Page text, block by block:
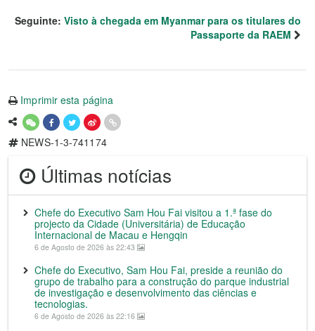
Seguinte: Visto à chegada em Myanmar para os titulares do
Passaporte da RAEM
Imprimir esta página
NEWS-1-3-741174
Últimas notícias
Chefe do Executivo Sam Hou Fai visitou a 1.ª fase do
projecto da Cidade (Universitária) de Educação
Internacional de Macau e Hengqin
6 de Agosto de 2026 às 22:43
Chefe do Executivo, Sam Hou Fai, preside a reunião do
grupo de trabalho para a construção do parque industrial
de investigação e desenvolvimento das ciências e
tecnologias.
6 de Agosto de 2026 às 22:16